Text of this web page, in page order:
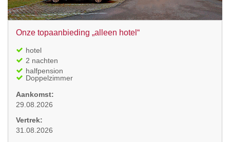
Onze topaanbieding „alleen hotel“
hotel
2 nachten
halfpension
Doppelzimmer
Aankomst:
29.08.2026
Vertrek:
31.08.2026